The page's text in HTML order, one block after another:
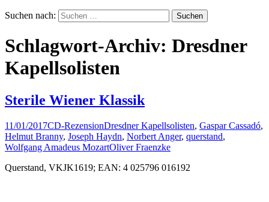
Suchen nach:
Schlagwort-Archiv: Dresdner
Kapellsolisten
Sterile Wiener Klassik
11/01/2017CD-RezensionDresdner Kapellsolisten, Gaspar Cassadó,
Helmut Branny, Joseph Haydn, Norbert Anger, querstand,
Wolfgang Amadeus MozartOliver Fraenzke
Querstand, VKJK1619; EAN: 4 025796 016192